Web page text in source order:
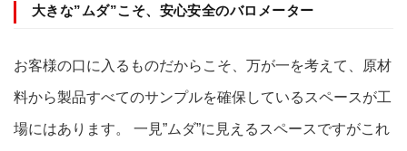
大きな”ムダ”こそ、安心安全のバロメーター
お客様の口に入るものだからこそ、万が一を考えて、原材
料から製品すべてのサンプルを確保しているスペースが工
場にはあります。 一見”ムダ”に見えるスペースですがこれ